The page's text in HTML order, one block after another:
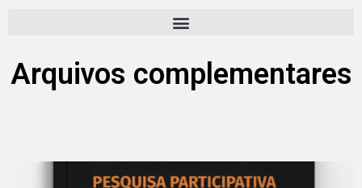
para
o
Arquivos complementares